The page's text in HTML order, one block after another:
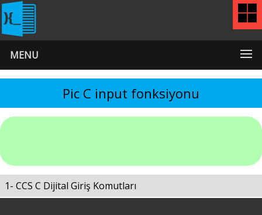
MENU
Pic C input fonksiyonu
1- CCS C Dijital Giriş Komutları